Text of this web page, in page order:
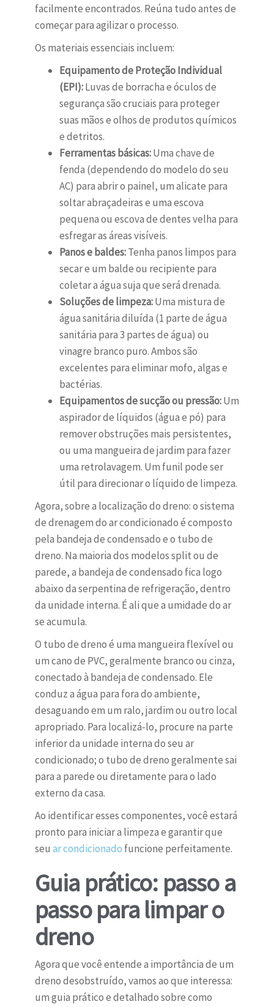
facilmente encontrados. Reúna tudo antes de
começar para agilizar o processo.
Os materiais essenciais incluem:
Equipamento de Proteção Individual
(EPI):Luvas de borracha e óculos de
segurança são cruciais para proteger
suas mãos e olhos de produtos químicos
e detritos.
Ferramentas básicas:Uma chave de
fenda (dependendo do modelo do seu
AC) para abrir o painel, um alicate para
soltar abraçadeiras e uma escova
pequena ou escova de dentes velha para
esfregar as áreas visíveis.
Panos e baldes:Tenha panos limpos para
secar e um balde ou recipiente para
coletar a água suja que será drenada.
Soluções de limpeza:Uma mistura de
água sanitária diluída (1 parte de água
sanitária para 3 partes de água) ou
vinagre branco puro. Ambos são
excelentes para eliminar mofo, algas e
bactérias.
Equipamentos de sucção ou pressão:Um
aspirador de líquidos (água e pó) para
remover obstruções mais persistentes,
ou uma mangueira de jardim para fazer
uma retrolavagem. Um funil pode ser
útil para direcionar o líquido de limpeza.
Agora, sobre a localização do dreno: o sistema
de drenagem do ar condicionado é composto
pela bandeja de condensado e o tubo de
dreno. Na maioria dos modelos split ou de
parede, a bandeja de condensado fica logo
abaixo da serpentina de refrigeração, dentro
da unidade interna. É ali que a umidade do ar
se acumula.
O tubo de dreno é uma mangueira flexível ou
um cano de PVC, geralmente branco ou cinza,
conectado à bandeja de condensado. Ele
conduz a água para fora do ambiente,
desaguando em um ralo, jardim ou outro local
apropriado. Para localizá-lo, procure na parte
inferior da unidade interna do seu ar
condicionado; o tubo de dreno geralmente sai
para a parede ou diretamente para o lado
externo da casa.
Ao identificar esses componentes, você estará
pronto para iniciar a limpeza e garantir que
seu ar condicionado funcione perfeitamente.
Guia prático: passo a
passo para limpar o
dreno
Agora que você entende a importância de um
dreno desobstruído, vamos ao que interessa:
um guia prático e detalhado sobre como